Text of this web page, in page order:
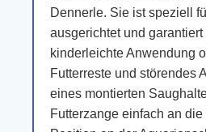
Dennerle. Sie ist speziell
ausgerichtet und
kinderleichte Anwendung
Futterreste und störendes
eines montierten
Futterzange einfach an